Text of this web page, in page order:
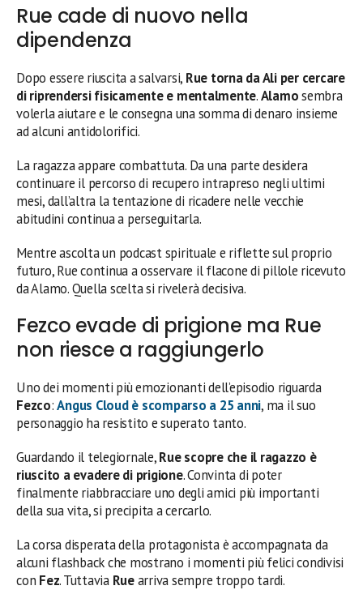
Rue cade di nuovo nella
dipendenza
Dopo essere riuscita a salvarsi, Rue torna da Ali per cercare
di riprendersi fisicamente e mentalmente.Alamosembra
volerla aiutare e le consegna una somma di denaro insieme
ad alcuni antidolorifici.
La ragazza appare combattuta. Da una parte desidera
continuare il percorso di recupero intrapreso negli ultimi
mesi, dall’altra la tentazione di ricadere nelle vecchie
abitudini continua a perseguitarla.
Mentre ascolta un podcast spirituale e riflette sul proprio
futuro, Rue continua a osservare il flacone di pillole ricevuto
da Alamo. Quella scelta si rivelerà decisiva.
Fezco evade di prigione ma Rue
non riesce a raggiungerlo
Uno dei momenti più emozionanti dell’episodio riguarda
Fezco:Angus Cloudè scomparso a 25 anni, ma il suo
personaggio ha resistito e superato tanto.
Guardando il telegiornale,Rue scopre che il ragazzo è
riuscito a evadere di prigione. Convinta di poter
finalmente riabbracciare uno degli amici più importanti
della sua vita, si precipita a cercarlo.
La corsa disperata della protagonista è accompagnata da
alcuni flashback che mostrano i momenti più felici condivisi
con Fez. Tuttavia Ruearriva sempre troppo tardi.